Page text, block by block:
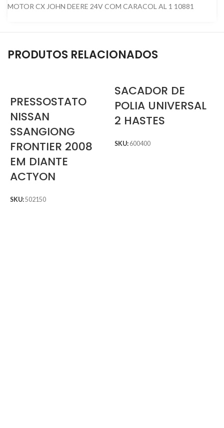
MOTOR CX JOHN DEERE 24V COM CARACOL AL 1 10881
PRODUTOS RELACIONADOS
PRESSOSTATO
NISSAN
SSANGIONG
FRONTIER 2008
EM DIANTE
ACTYON
SKU:502150
SACADOR DE
POLIA UNIVERSAL
2 HASTES
SKU: 600400